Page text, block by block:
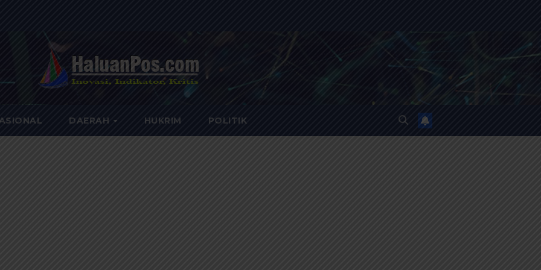
DAERAH HUKRIM POLITIK